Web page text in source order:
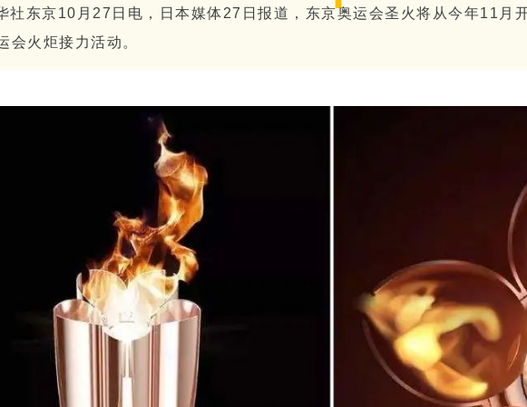
社东京10月27日电，日本媒体27日报道，东京奥运会圣火将从今年11月
会火炬接力活动。